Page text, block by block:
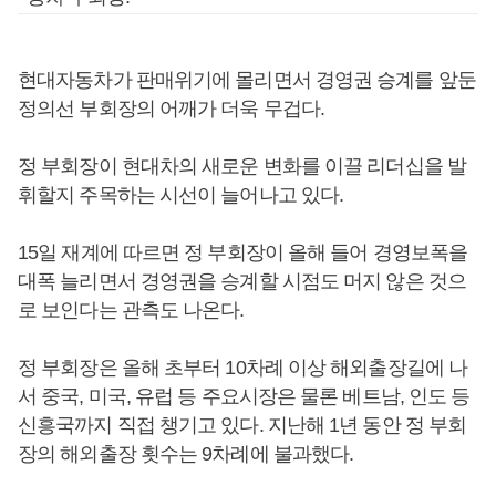
현대자동차가 판매위기에 몰리면서 경영권 승계를 앞둔
정의선 부회장의 어깨가 더욱 무겁다.
정 부회장이 현대차의 새로운 변화를 이끌 리더십을 발
휘할지 주목하는 시선이 늘어나고 있다.
15일 재계에 따르면 정 부회장이 올해 들어 경영보폭을
대폭 늘리면서 경영권을 승계할 시점도 머지 않은 것으
로 보인다는 관측도 나온다.
정 부회장은 올해 초부터 10차례 이상 해외출장길에 나
서 중국, 미국, 유럽 등 주요시장은 물론 베트남, 인도 등
신흥국까지 직접 챙기고 있다. 지난해 1년 동안 정 부회
장의 해외출장 횟수는 9차례에 불과했다.